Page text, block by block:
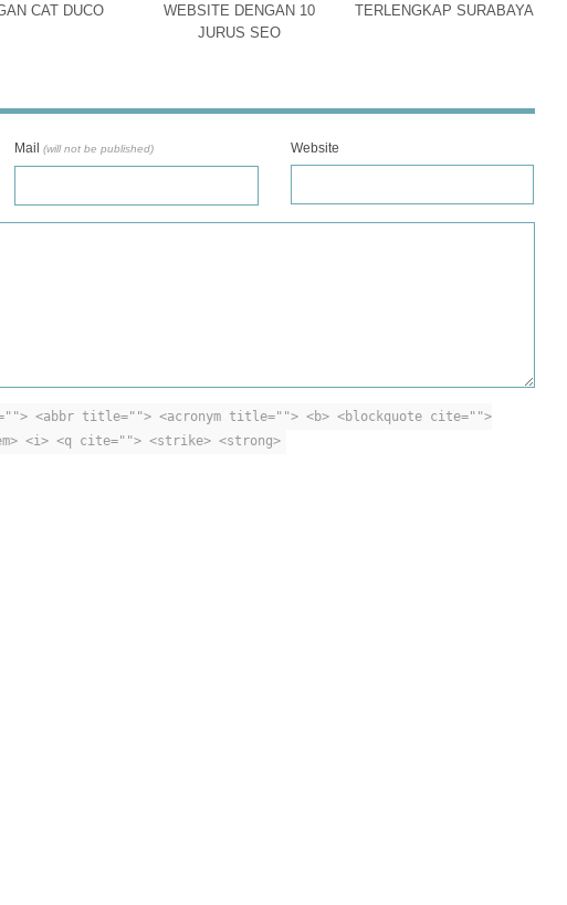
CAT DUCO
WEBSITE DENGAN 10
JURUS SEO
TERLENGKAP SURABAYA
Mail(will not be published) Website
<abbr title=""> <acronym title=""> <b> <blockquote cite="">
<i> <q cite=""> <strike> <strong>